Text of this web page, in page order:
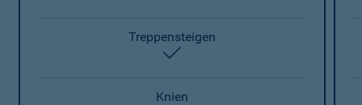
Treppensteigen
Knien